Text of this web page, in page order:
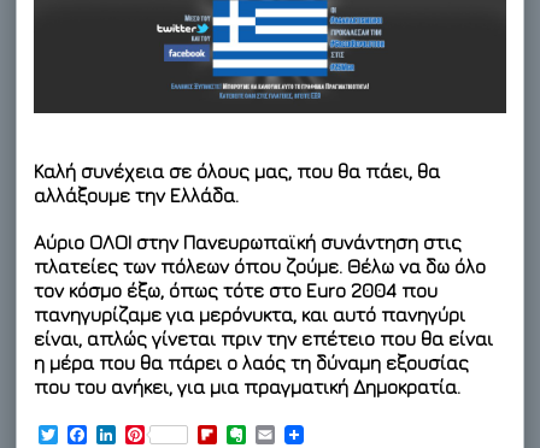
Καλή συνέχεια σε όλους μας, που θα πάει, θα
αλλάξουμε την Ελλάδα.
Αύριο ΟΛΟΙ στην Πανευρωπαϊκή συνάντηση στις
πλατείες των πόλεων όπου ζούμε. Θέλω να δω όλο
τον κόσμο έξω, όπως τότε στο Euro 2004 που
πανηγυρίζαμε για μερόνυκτα, και αυτό πανηγύρι
είναι, απλώς γίνεται πριν την επέτειο που θα είναι
η μέρα που θα πάρει ο λαός τη δύναμη εξουσίας
που του ανήκει, για μια πραγματική Δημοκρατία.
P
E